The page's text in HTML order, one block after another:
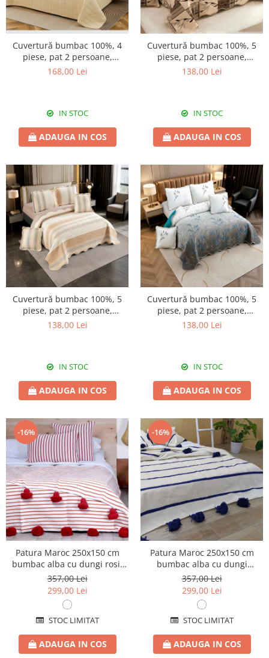
Cuvertură bumbac 100%, 4
piese, pat 2 persoane,
230x240 cm, EY06
168,00 Lei
IN STOC
ADAUGA IN COS
Cuvertură bumbac 100%, 5
piese, pat 2 persoane,
230x250 cm, CB430
138,00 Lei
IN STOC
ADAUGA IN COS
Cuvertură bumbac 100%, 5
piese, pat 2 persoane,
230x250 cm, CB532
138,00 Lei
IN STOC
ADAUGA IN COS
Cuvertură bumbac 100%, 5
piese, pat 2 persoane,
230x250 cm, CB427
138,00 Lei
IN STOC
ADAUGA IN COS
-16%
Patura Maroc 250x150 cm
bumbac alba cu dungi rosii
tesuta manual
357,00 Lei
299,00 Lei
STOC LIMITAT
ADAUGA IN COS
-16%
Patura Maroc 250x150 cm
bumbac alba cu dungi
albastre tesuta manual
357,00 Lei
299,00 Lei
STOC LIMITAT
ADAUGA IN COS